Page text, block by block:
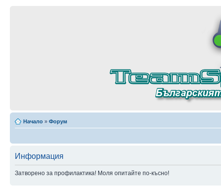
Начало » Форум
Информация
Затворено за профилактика! Моля опитайте по-късно!